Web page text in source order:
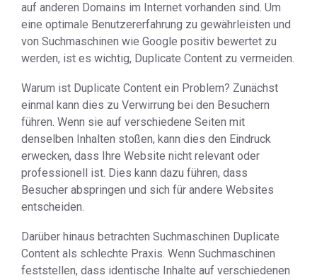
auf anderen Domains im Internet vorhanden sind. Um
eine optimale Benutzererfahrung zu gewährleisten und
von Suchmaschinen wie Google positiv bewertet zu
werden, ist es wichtig, Duplicate Content zu vermeiden.
Warum ist Duplicate Content ein Problem? Zunächst
einmal kann dies zu Verwirrung bei den Besuchern
führen. Wenn sie auf verschiedene Seiten mit
denselben Inhalten stoßen, kann dies den Eindruck
erwecken, dass Ihre Website nicht relevant oder
professionell ist. Dies kann dazu führen, dass
Besucher abspringen und sich für andere Websites
entscheiden.
Darüber hinaus betrachten Suchmaschinen Duplicate
Content als schlechte Praxis. Wenn Suchmaschinen
feststellen, dass identische Inhalte auf verschiedenen